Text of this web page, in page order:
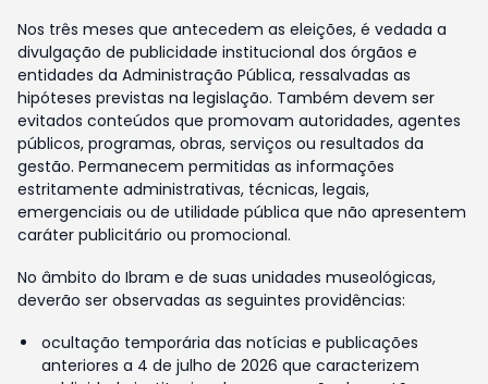
Nos três meses que antecedem as eleições, é vedada a
divulgação de publicidade institucional dos órgãos e
entidades da Administração Pública, ressalvadas as
hipóteses previstas na legislação. Também devem ser
evitados conteúdos que promovam autoridades, agentes
públicos, programas, obras, serviços ou resultados da
gestão. Permanecem permitidas as informações
estritamente administrativas, técnicas, legais,
emergenciais ou de utilidade pública que não apresentem
caráter publicitário ou promocional.
No âmbito do Ibram e de suas unidades museológicas,
deverão ser observadas as seguintes providências:
ocultação temporária das notícias e publicações
anteriores a 4 de julho de 2026 que caracterizem